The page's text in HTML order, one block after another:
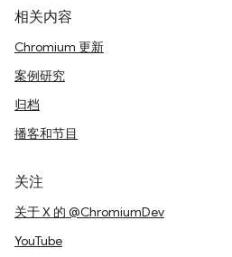
相关内容
Chromium 更新
案例研究
归档
播客和节目
关注
关于 X 的 @ChromiumDev
YouTube